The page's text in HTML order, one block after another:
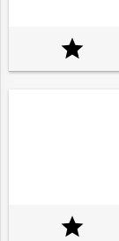

